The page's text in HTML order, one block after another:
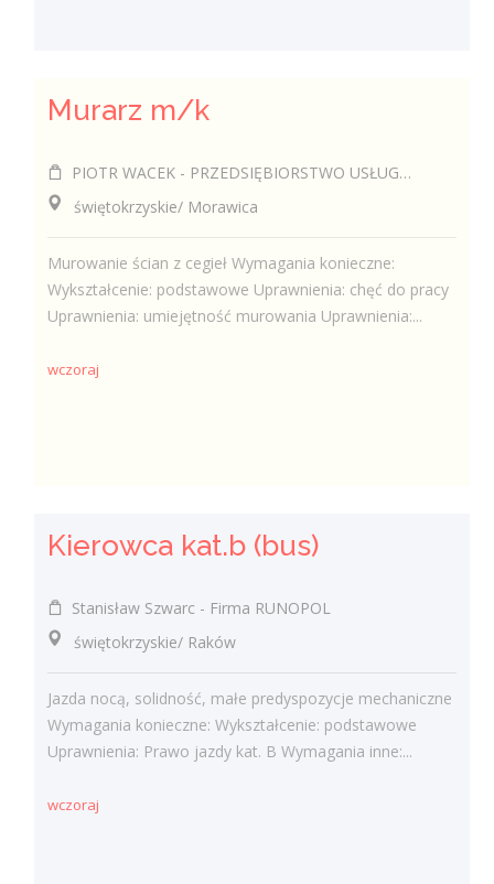
Murarz m/k
PIOTR WACEK - PRZEDSIĘBIORSTWO USŁUGOWO-HANDLOWE DIAMOND-TECHNIK
świętokrzyskie/ Morawica
Murowanie ścian z cegieł Wymagania konieczne:
Wykształcenie: podstawowe Uprawnienia: chęć do pracy
Uprawnienia: umiejętność murowania Uprawnienia:...
wczoraj
Kierowca kat.b (bus)
Stanisław Szwarc - Firma RUNOPOL
świętokrzyskie/ Raków
Jazda nocą, solidność, małe predyspozycje mechaniczne
Wymagania konieczne: Wykształcenie: podstawowe
Uprawnienia: Prawo jazdy kat. B Wymagania inne:...
wczoraj